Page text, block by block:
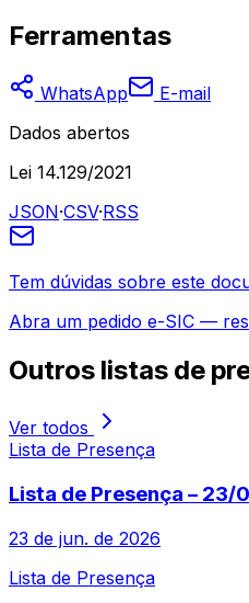
Ferramentas
WhatsApp
E-mail
Dados abertos
Lei 14.129/2021
JSON·CSV·RSS
Tem dúvidas sobre este
Abra um pedido e-SIC —
Outros listas de
Ver todos
Lista de Presença
Lista de Presença –
23 de jun. de 2026
Lista de Presença